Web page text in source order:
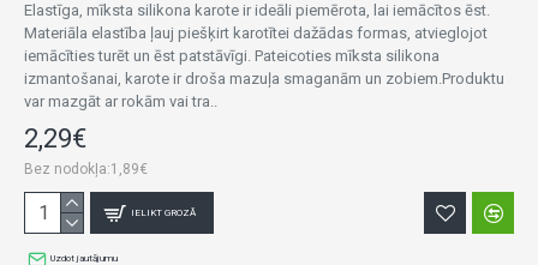
Elastīga, mīksta silikona karote ir ideāli piemērota, lai iemācītos ēst.
Materiāla elastība ļauj piešķirt karotītei dažādas formas, atvieglojot
iemācīties turēt un ēst patstāvīgi. Pateicoties mīksta silikona
izmantošanai, karote ir droša mazuļa smaganām un zobiem.Produktu
var mazgāt ar rokām vai tra..
2,29€
Bez nodokļa:1,89€
IELIKT GROZĀ
Uzdot jautājumu